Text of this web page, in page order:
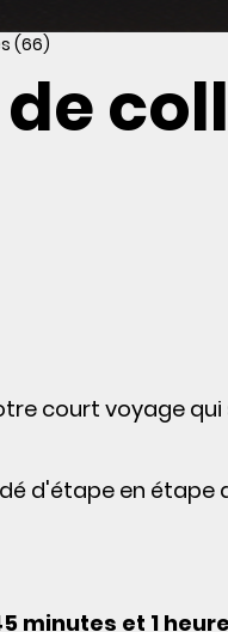
(66)
court voyage qui
d'étape en
minutes et 1